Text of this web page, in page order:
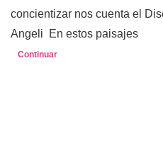
concientizar nos cuenta el
Angeli En estos paisajes
Continuar